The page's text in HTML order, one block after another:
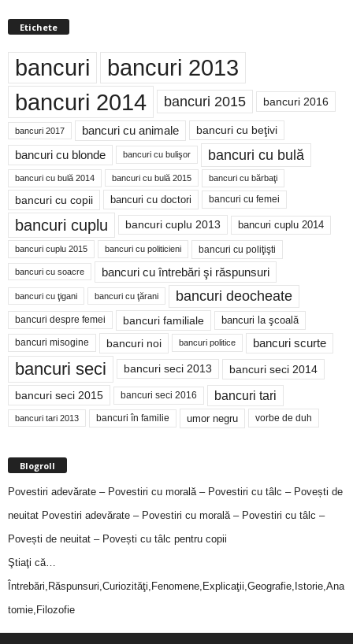
Etichete
bancuri bancuri 2013
bancuri 2014 bancuri 2015 bancuri 2016
bancuri 2017 bancuri cu animale bancuri cu beţivi
bancuri cu blonde bancuri cu bulişor bancuri cu bulă
bancuri cu bulă 2014 bancuri cu bulă 2015 bancuri cu bărbaţi
bancuri cu copii bancuri cu doctori bancuri cu femei
bancuri cuplu bancuri cuplu 2013 bancuri cuplu 2014
bancuri cuplu 2015 bancuri cu politicieni bancuri cu poliţişti
bancuri cu soacre bancuri cu întrebări şi răspunsuri
bancuri cu ţigani bancuri cu ţărani bancuri deocheate
bancuri despre femei bancuri familiale bancuri la şcoală
bancuri misogine bancuri noi bancuri politice bancuri scurte
bancuri seci bancuri seci 2013 bancuri seci 2014
bancuri seci 2015 bancuri seci 2016 bancuri tari
bancuri tari 2013 bancuri în familie umor negru vorbe de duh
Blogroll
Povestiri adevărate – Povestiri cu morală – Povestiri cu tâlc – Povești de
neuitat Povestiri adevărate – Povestiri cu morală – Povestiri cu tâlc –
Povești de neuitat – Povești cu tâlc pentru copii
Ştiaţi că…
Întrebări,Răspunsuri,Curiozităţi,Fenomene,Explicaţii,Geografie,Istorie,Ana
tomie,Filozofie